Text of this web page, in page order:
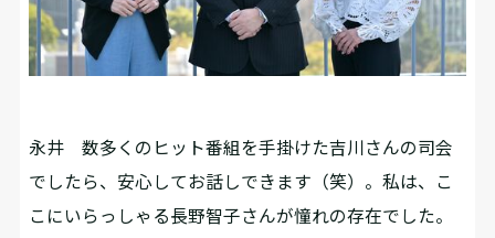
永井 数多くのヒット番組を手掛けた吉川さんの司会
でしたら、安心してお話しできます（笑）。私は、こ
こにいらっしゃる長野智子さんが憧れの存在でした。